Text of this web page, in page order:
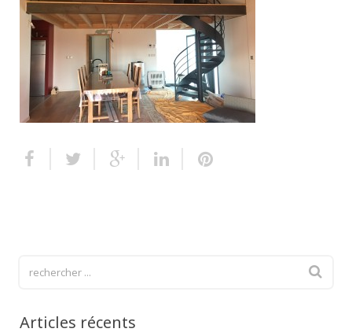
Escalier extérieur
Finitions pour escalier
Articles récents